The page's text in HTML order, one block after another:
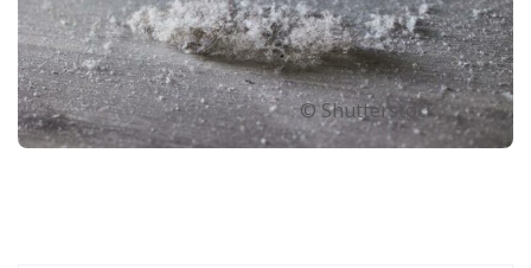
© Shutterstock